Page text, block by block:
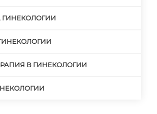
В ГИНЕКОЛОГИИ